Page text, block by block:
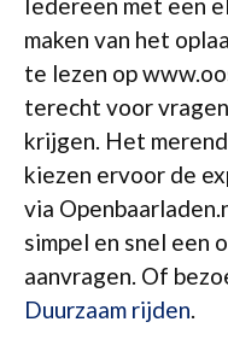
maken van het
te lezen op
terecht voor
krijgen. Het
kiezen ervoor de
via
simpel en snel een
aanvragen. Of
Duurzaam rijden.